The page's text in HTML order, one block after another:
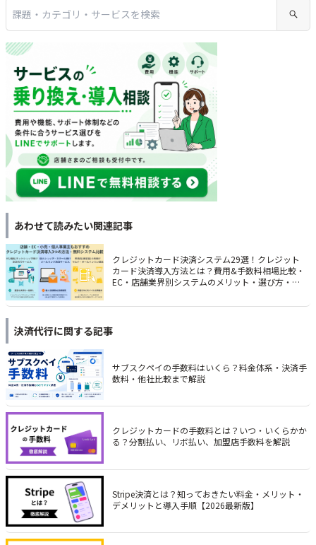
あわせて読みたい関連記事
クレジットカード決済システム29選！クレジット
カード決済導入方法とは？費用&手数料相場比較・
EC・店舗業界別システムのメリット・選び方・仕
決済代行に関する記事
サブスクペイの手数料はいくら？料金体系・決済手
数料・他社比較まで解説
クレジットカードの手数料とは？いつ・いくらかか
る？分割払い、リボ払い、加盟店手数料を解説
Stripe決済とは？知っておきたい料金・メリット・
デメリットと導入手順【2026最新版】